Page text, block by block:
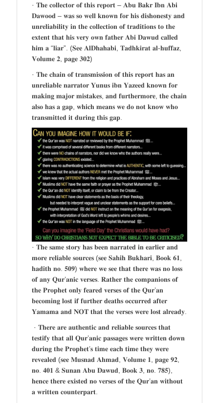
· 𝐓𝐡𝐞 𝐜𝐨𝐥𝐥𝐞𝐜𝐭𝐨𝐫 𝐨𝐟 𝐭𝐡𝐢𝐬 𝐫𝐞𝐩𝐨𝐫𝐭 – 𝐀𝐛𝐮 𝐁𝐚𝐤𝐫 𝐈𝐛𝐧 𝐀𝐛𝐢
𝐃𝐚𝐰𝐨𝐨𝐝 – 𝐰𝐚𝐬 𝐬𝐨 𝐰𝐞𝐥𝐥 𝐤𝐧𝐨𝐰𝐧 𝐟𝐨𝐫 𝐡𝐢𝐬 𝐝𝐢𝐬𝐡𝐨𝐧𝐞𝐬𝐭𝐲 𝐚𝐧𝐝
𝐮𝐧𝐫𝐞𝐥𝐢𝐚𝐛𝐢𝐥𝐢𝐭𝐲 𝐢𝐧 𝐭𝐡𝐞 𝐜𝐨𝐥𝐥𝐞𝐜𝐭𝐢𝐨𝐧 𝐨𝐟 𝐭𝐫𝐚𝐝𝐢𝐭𝐢𝐨𝐧𝐬 𝐭𝐨 𝐭𝐡𝐞
𝐞𝐱𝐭𝐞𝐧𝐭 𝐭𝐡𝐚𝐭 𝐡𝐢𝐬 𝐯𝐞𝐫𝐲 𝐨𝐰𝐧 𝐟𝐚𝐭𝐡𝐞𝐫 𝐀𝐛𝐢 𝐃𝐚𝐰𝐮𝐝 𝐜𝐚𝐥𝐥𝐞𝐝
𝐡𝐢𝐦 𝐚 “𝐥𝐢𝐚𝐫”. (𝐒𝐞𝐞 𝐀𝐥𝐃𝐡𝐚𝐡𝐚𝐛𝐢, 𝐓𝐚𝐝𝐡𝐤𝐢𝐫𝐚𝐭 𝐚𝐥-𝐡𝐮𝐟𝐟𝐚𝐳,
𝐕𝐨𝐥𝐮𝐦𝐞 𝟐, 𝐩𝐚𝐠𝐞 𝟑𝟎𝟐)
· 𝐓𝐡𝐞 𝐜𝐡𝐚𝐢𝐧 𝐨𝐟 𝐭𝐫𝐚𝐧𝐬𝐦𝐢𝐬𝐬𝐢𝐨𝐧 𝐨𝐟 𝐭𝐡𝐢𝐬 𝐫𝐞𝐩𝐨𝐫𝐭 𝐡𝐚𝐬 𝐚𝐧
𝐮𝐧𝐫𝐞𝐥𝐢𝐚𝐛𝐥𝐞 𝐧𝐚𝐫𝐫𝐚𝐭𝐨𝐫 𝐘𝐮𝐧𝐮𝐬 𝐢𝐛𝐧 𝐘𝐚𝐳𝐞𝐞𝐝 𝐤𝐧𝐨𝐰𝐧 𝐟𝐨𝐫
𝐦𝐚𝐤𝐢𝐧𝐠 𝐦𝐚𝐣𝐨𝐫 𝐦𝐢𝐬𝐭𝐚𝐤𝐞𝐬, 𝐚𝐧𝐝 𝐟𝐮𝐫𝐭𝐡𝐞𝐫𝐦𝐨𝐫𝐞, 𝐭𝐡𝐞 𝐜𝐡𝐚𝐢𝐧
𝐚𝐥𝐬𝐨 𝐡𝐚𝐬 𝐚 𝐠𝐚𝐩, 𝐰𝐡𝐢𝐜𝐡 𝐦𝐞𝐚𝐧𝐬 𝐰𝐞 𝐝𝐨 𝐧𝐨𝐭 𝐤𝐧𝐨𝐰 𝐰𝐡𝐨
𝐭𝐫𝐚𝐧𝐬𝐦𝐢𝐭𝐭𝐞𝐝 𝐢𝐭 𝐝𝐮𝐫𝐢𝐧𝐠 𝐭𝐡𝐢𝐬 𝐠𝐚𝐩.
· 𝐓𝐡𝐞 𝐬𝐚𝐦𝐞 𝐬𝐭𝐨𝐫𝐲 𝐡𝐚𝐬 𝐛𝐞𝐞𝐧 𝐧𝐚𝐫𝐫𝐚𝐭𝐞𝐝 𝐢𝐧 𝐞𝐚𝐫𝐥𝐢𝐞𝐫 𝐚𝐧𝐝
𝐦𝐨𝐫𝐞 𝐫𝐞𝐥𝐢𝐚𝐛𝐥𝐞 𝐬𝐨𝐮𝐫𝐜𝐞𝐬 (𝐬𝐞𝐞 𝐒𝐚𝐡𝐢𝐡 𝐁𝐮𝐤𝐡𝐚𝐫𝐢, 𝐁𝐨𝐨𝐤 𝟔𝟏,
𝐡𝐚𝐝𝐢𝐭𝐡 𝐧𝐨. 𝟓𝟎𝟗) 𝐰𝐡𝐞𝐫𝐞 𝐰𝐞 𝐬𝐞𝐞 𝐭𝐡𝐚𝐭 𝐭𝐡𝐞𝐫𝐞 𝐰𝐚𝐬 𝐧𝐨 𝐥𝐨𝐬𝐬
𝐨𝐟 𝐚𝐧𝐲 𝐐𝐮𝐫’𝐚𝐧𝐢𝐜 𝐯𝐞𝐫𝐬𝐞𝐬. 𝐑𝐚𝐭𝐡𝐞𝐫 𝐭𝐡𝐞 𝐜𝐨𝐦𝐩𝐚𝐧𝐢𝐨𝐧𝐬 𝐨𝐟
𝐭𝐡𝐞 𝐏𝐫𝐨𝐩𝐡𝐞𝐭 𝐨𝐧𝐥𝐲 𝐟𝐞𝐚𝐫𝐞𝐝 𝐯𝐞𝐫𝐬𝐞𝐬 𝐨𝐟 𝐭𝐡𝐞 𝐐𝐮𝐫’𝐚𝐧
𝐛𝐞𝐜𝐨𝐦𝐢𝐧𝐠 𝐥𝐨𝐬𝐭 𝐢𝐟 𝐟𝐮𝐫𝐭𝐡𝐞𝐫 𝐝𝐞𝐚𝐭𝐡𝐬 𝐨𝐜𝐜𝐮𝐫𝐫𝐞𝐝 𝐚𝐟𝐭𝐞𝐫
𝐘𝐚𝐦𝐚𝐦𝐚 𝐚𝐧𝐝 𝐍𝐎𝐓 𝐭𝐡𝐚𝐭 𝐭𝐡𝐞 𝐯𝐞𝐫𝐬𝐞𝐬 𝐰𝐞𝐫𝐞 𝐥𝐨𝐬𝐭 𝐚𝐥𝐫𝐞𝐚𝐝𝐲.
· 𝐓𝐡𝐞𝐫𝐞 𝐚𝐫𝐞 𝐚𝐮𝐭𝐡𝐞𝐧𝐭𝐢𝐜 𝐚𝐧𝐝 𝐫𝐞𝐥𝐢𝐚𝐛𝐥𝐞 𝐬𝐨𝐮𝐫𝐜𝐞𝐬 𝐭𝐡𝐚𝐭
𝐭𝐞𝐬𝐭𝐢𝐟𝐲 𝐭𝐡𝐚𝐭 𝐚𝐥𝐥 𝐐𝐮𝐫’𝐚𝐧𝐢𝐜 𝐩𝐚𝐬𝐬𝐚𝐠𝐞𝐬 𝐰𝐞𝐫𝐞 𝐰𝐫𝐢𝐭𝐭𝐞𝐧 𝐝𝐨𝐰𝐧
𝐝𝐮𝐫𝐢𝐧𝐠 𝐭𝐡𝐞 𝐏𝐫𝐨𝐩𝐡𝐞𝐭’𝐬 𝐭𝐢𝐦𝐞 𝐞𝐚𝐜𝐡 𝐭𝐢𝐦𝐞 𝐭𝐡𝐞𝐲 𝐰𝐞𝐫𝐞
𝐫𝐞𝐯𝐞𝐚𝐥𝐞𝐝 (𝐬𝐞𝐞 𝐌𝐮𝐬𝐧𝐚𝐝 𝐀𝐡𝐦𝐚𝐝, 𝐕𝐨𝐥𝐮𝐦𝐞 𝟏, 𝐩𝐚𝐠𝐞 𝟗𝟐,
𝐧𝐨. 𝟒𝟎𝟏 & 𝐒𝐮𝐧𝐚𝐧 𝐀𝐛𝐮 𝐃𝐚𝐰𝐮𝐝, 𝐁𝐨𝐨𝐤 𝟑, 𝐧𝐨. 𝟕𝟖𝟓),
𝐡𝐞𝐧𝐜𝐞 𝐭𝐡𝐞𝐫𝐞 𝐞𝐱𝐢𝐬𝐭𝐞𝐝 𝐧𝐨 𝐯𝐞𝐫𝐬𝐞𝐬 𝐨𝐟 𝐭𝐡𝐞 𝐐𝐮𝐫’𝐚𝐧 𝐰𝐢𝐭𝐡𝐨𝐮𝐭
𝐚 𝐰𝐫𝐢𝐭𝐭𝐞𝐧 𝐜𝐨𝐮𝐧𝐭𝐞𝐫𝐩𝐚𝐫𝐭.